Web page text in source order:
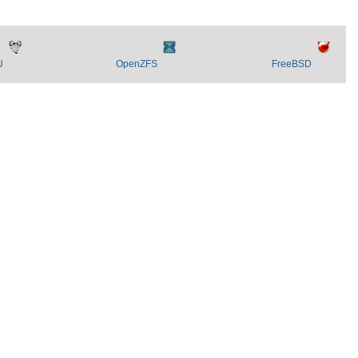
OpenZFS FreeBSD